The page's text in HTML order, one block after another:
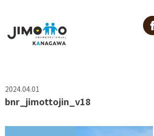
2024.04.01
bnr_jimottojin_v18